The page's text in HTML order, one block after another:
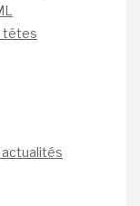
têtes